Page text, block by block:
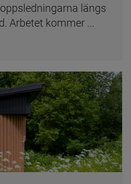
längs
Arbetet kommer ...